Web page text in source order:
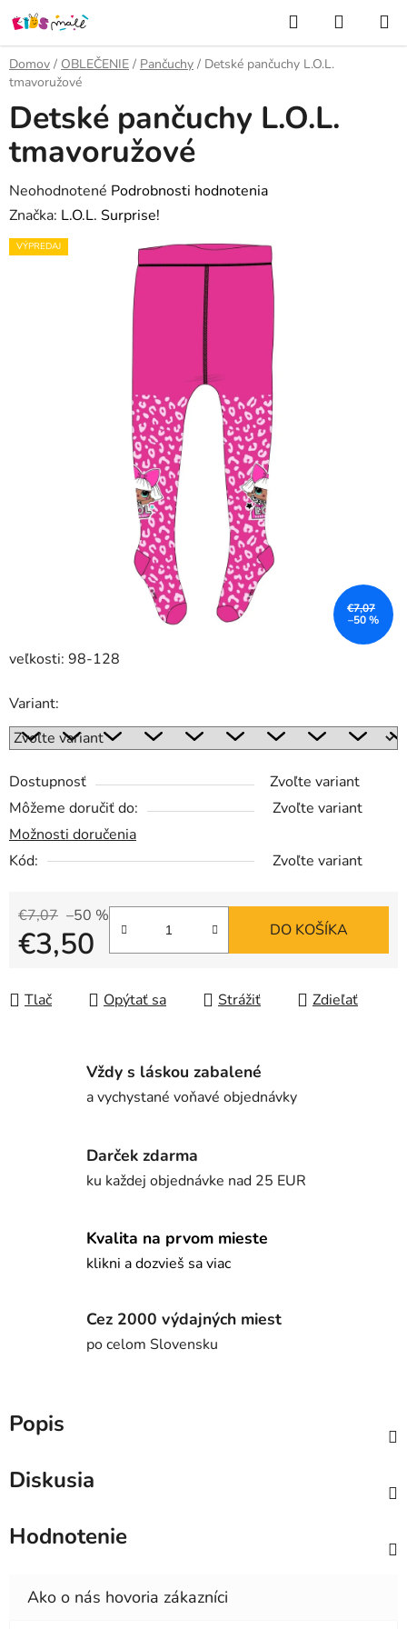
Prejsť
na
obsah
Hľadať
KOŠÍK
Domov / OBLEČENIE / Pančuchy / Detské pančuchy L.O.L.
tmavoružové
veľkosti: 98-128
Variant:
Dostupnosť
Zvoľte variant
Môžeme doručiť do:
Zvoľte variant
Možnosti doručenia
Kód:
Zvoľte variant
€7,07 –50 %
€3,50 DO KOŠÍKA
Tlač Opýtať sa Strážiť Zdieľať
Detské pančuchy L.O.L.
tmavoružové
Priemerné
hodnotenie
produktu
Neohodnotené Podrobnosti hodnotenia
Značka: L.O.L. Surprise!
VÝPREDAJ
€7,07
–50 %
Vždy s láskou zabalené
a vychystané voňavé objednávky
Darček zdarma
ku každej objednávke nad 25 EUR
Kvalita na prvom mieste
klikni a dozvieš sa viac
Cez 2000 výdajných miest
po celom Slovensku
Popis
Diskusia
Hodnotenie